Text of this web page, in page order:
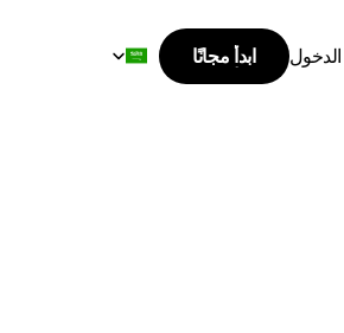
ابدأ مجانًا